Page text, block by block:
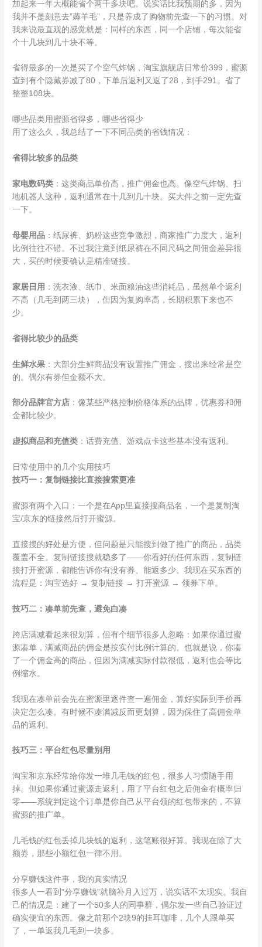
加起来一年大概能省个两千多块吧。说实话比我预期的多，因为
我并不是刻意去”薅羊毛”，只是养成了购物前先查一下的习惯。对
我来说最直观的感觉就是：同样的东西，同一个店铺，每次能省
个十几块到几十块不等。
省得最多的一次是买了个空气炸锅，淘宝旗舰店日常价399，蜜源
查到有个隐藏券减了80，下单后返利又返了28，到手291。省了
整整108块。
哪些品类用蜜源省得多，哪些省得少
用了这么久，我总结了一下不同品类的省钱情况：
省得比较多的品类
家电数码类 ：这类商品单价高，推广佣金也高。像空气炸锅、扫
地机器人这种，返利通常在十几到几十块。买大件之前一定先查
一下。
母婴用品 ：纸尿裤、奶粉这些竞争激烈，商家推广力度大，返利
比例往往不错。不过我注意到纸尿裤在不同尺码之间佣金差异很
大，买的时候要确认是精准链接。
家居日用 ：洗衣液、纸巾、米面粮油这些消耗品，虽然单个返利
不高（几毛到两三块），但因为复购率高，长期积累下来也不
少。
省得比较少的品类
生鲜水果 ：大部分生鲜商品没有设置推广佣金，搜出来经常是空
的。偶尔有券但金额不大。
部分品牌官方店 ：像某些严格控制价格体系的品牌，优惠券和佣
金都比较少。
虚拟商品和充值类 ：话费充值、游戏点卡这些基本没有返利。
日常使用中的几个实用技巧
技巧一：复制链接比直接搜索更准
蜜源有两个入口：一个是在App里直接搜商品名，一个是复制淘
宝/京东的链接然后打开蜜源。
直接搜的好处是方便，但问题是只能搜到做了推广的商品，品类
覆盖不全。复制链接搜就稳多了——你看好的任何东西，复制链
接打开蜜源，都能告诉你有没有券、能返多少。我现在买东西的
流程是：淘宝选好 → 复制链接 → 打开蜜源 → 领券下单。
技巧二：凑单前先查，避免白凑
跨店满减看起来很划算，但有个细节很多人忽略：如果你通过蜜
源凑单，满减商品的佣金是按实付比例计算的。也就是说，你凑
了一个佣金高的商品，但因为满减实际付款很低，返利也会等比
例缩水。
我现在凑单前会先在蜜源里逐件查一遍佣金，算好实际到手价再
决定怎么凑。有时候不凑满减反而更划算，因为保住了高佣金单
品的返利。
技巧三：平台红包尽量别用
淘宝和京东经常给你发一堆几毛钱的红包，很多人习惯随手用
掉。但如果你通过蜜源走返利，用了平台红包之后佣金有概率归
零——系统判定这个订单是你自己从平台领的红包带来的，不算
蜜源的推广单。
几毛钱的红包丢掉几块钱的返利，这笔账很好算。我现在除了大
额券，那些小额红包一律不用。
分享赚钱这件事，我的真实情况
很多人一看到”分享赚钱”就脑补月入过万，说实话不太现实。我自
己的情况是：建了一个50多人的同事群，偶尔发一些自己验证过
确实便宜的东西。像之前那个2块9的挂耳咖啡，几个人跟单买
了，一单返我几毛到一块多。